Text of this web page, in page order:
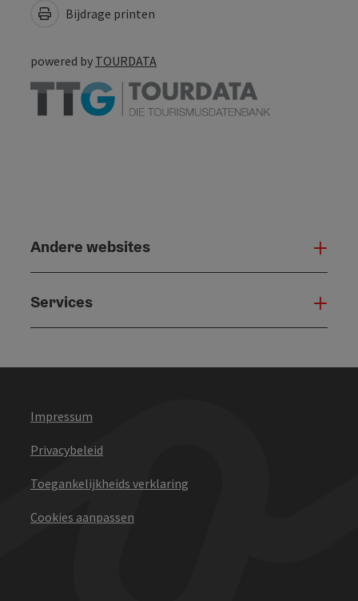
Bijdrage printen
powered by TOURDATA
Andere websites
Services
Impressum
Privacybeleid
Toegankelijkheids verklaring
Cookies aanpassen